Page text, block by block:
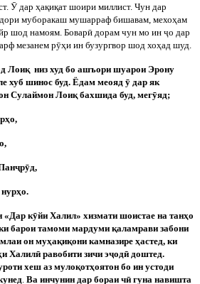
Ӯ дар ҳақиқат шоири миллист. Чун дар
муборакаш мушарраф бишавам, мехоҳам
шод намоям. Боварӣ дорам чун мо ин ҷо дар
мезанем рӯҳи ин бузургвор шод хоҳад шуд.
Лоиқ низ худ бо ашъори шуарои Эрону
хуб шинос буд. Ёдам меояд ӯ дар як
Сулаймон Лоиқ бахшида буд, мегӯяд;
ҷрӯд,
«Дар кӯйи Халил» хизмати шоистае на танҳо
барои тамоми мардуми қаламрави забони
он муҳақиқони камназире ҳастед, ки
Халилӣ равобити зичи эҷодӣ доштед.
хеш аз мулоқотҳоятон бо ин устоди
Ва инчунин дар бораи чӣ гуна навишта